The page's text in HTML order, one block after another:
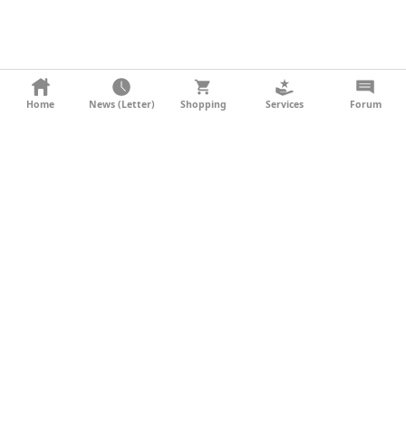
KONTAKT
Home News (Letter) Shopping Services Forum